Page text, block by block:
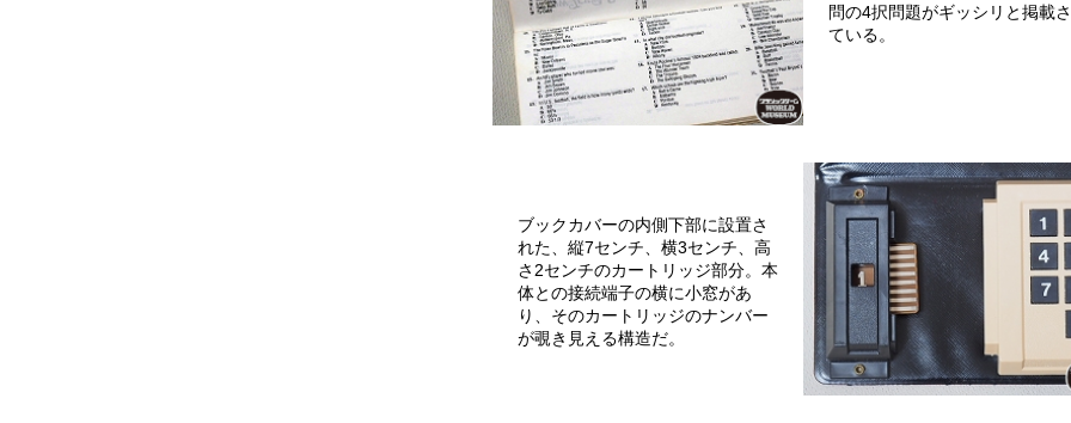
問の4択問題がギッシリと掲載
ている。
ブックカバーの内側下部に設置さ
れた、縦7センチ、横3センチ、高
さ2センチのカートリッジ部分。本
体との接続端子の横に小窓があ
り、そのカートリッジのナンバー
が覗き見える構造だ。